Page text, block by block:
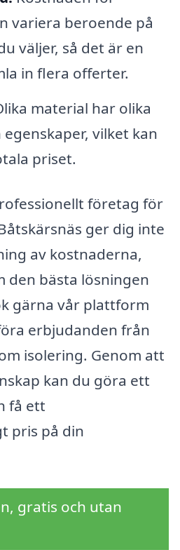
variera beroende på
väljer, så det är en
in flera offerter.
material har olika
vilket kan
priset.
företag för
ger dig inte
av kostnaderna,
den bästa lösningen
gärna vår plattform
erbjudanden från
isolering. Genom att
kan du göra ett
få ett
pris på din
gratis och utan